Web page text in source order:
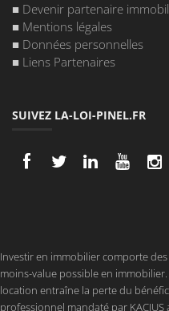
■ Devenir partenaire
■ Mentions légales
■ Données personnelles
■ Liens Partenaires
SUIVEZ LA-LOI-PINEL.FR
Investir en immobilier comporte
moins-value possible en
location entraîne la perte du
professionnel mandaté par